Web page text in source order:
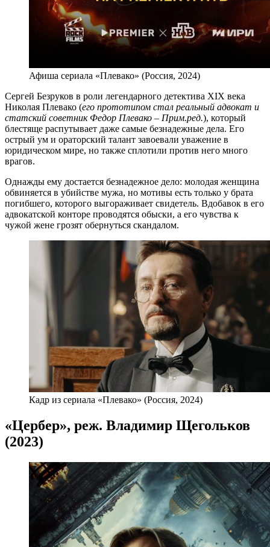
Афиша сериала «Плевако» (Россия, 2024)
Сергей Безруков в роли легендарного детектива XIX века
Николая Плевако (его прототипом стал реальный адвокат и
статский советник Федор Плевако – Прим.ред.), который
блестяще распутывает даже самые безнадежные дела. Его
острый ум и ораторский талант завоевали уважение в
юридическом мире, но также сплотили против него много
врагов.
Однажды ему достается безнадежное дело: молодая женщина
обвиняется в убийстве мужа, но мотивы есть только у брата
погибшего, которого выгораживает свидетель. Вдобавок в его
адвокатской конторе проводятся обыски, а его чувства к
чужой жене грозят обернуться скандалом.
Кадр из сериала «Плевако» (Россия, 2024)
«Цербер», реж. Владимир Щегольков
(2023)